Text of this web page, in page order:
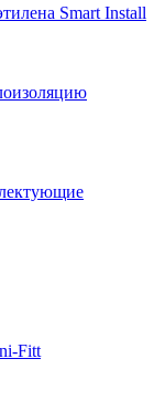
Smart Install
Fitt